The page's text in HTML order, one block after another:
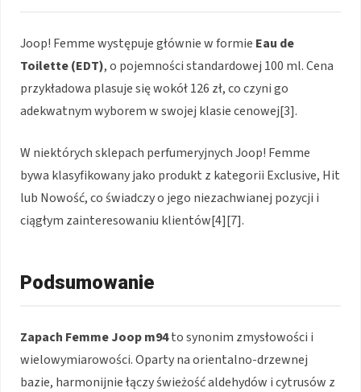
Joop! Femme występuje głównie w formie Eau de
Toilette (EDT), o pojemności standardowej 100 ml. Cena
przykładowa plasuje się wokół 126 zł, co czyni go
adekwatnym wyborem w swojej klasie cenowej[3].
W niektórych sklepach perfumeryjnych Joop! Femme
bywa klasyfikowany jako produkt z kategorii Exclusive, Hit
lub Nowość, co świadczy o jego niezachwianej pozycji i
ciągłym zainteresowaniu klientów[4][7].
Podsumowanie
Zapach Femme Joop m94to synonim zmysłowości i
wielowymiarowości. Oparty na orientalno-drzewnej
bazie, harmonijnie łączy świeżość aldehydów i cytrusów z